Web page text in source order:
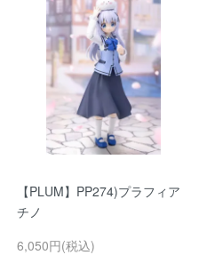
【PLUM】PP274)プラフィア
チノ
6,050円(税込)